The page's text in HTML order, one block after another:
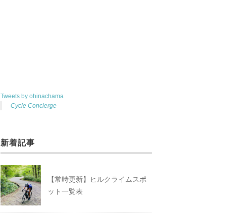
Tweets by ohinachama
Cycle Concierge
新着記事
【常時更新】ヒルクライムスポ
ット一覧表